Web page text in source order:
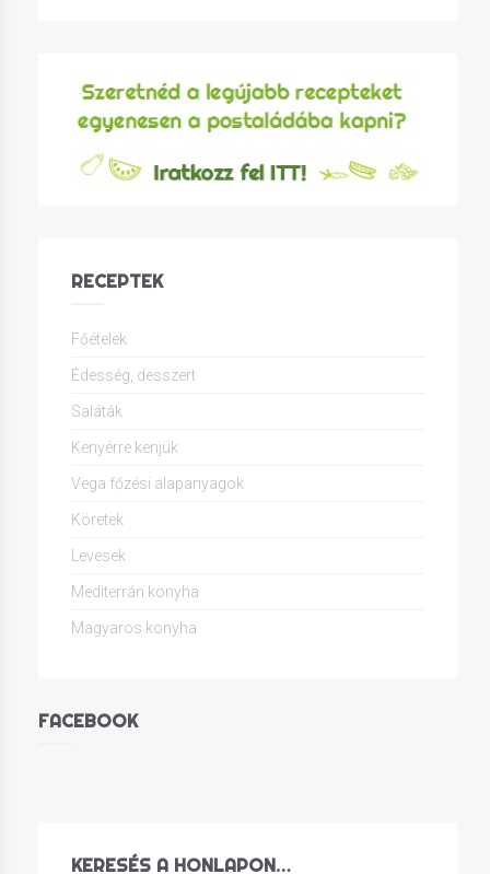
RECEPTEK
Főételek
Édesség, desszert
Saláták
Kenyérre kenjük
Vega főzési alapanyagok
Köretek
Levesek
Mediterrán konyha
Magyaros konyha
FACEBOOK
KERESÉS A HONLAPON…